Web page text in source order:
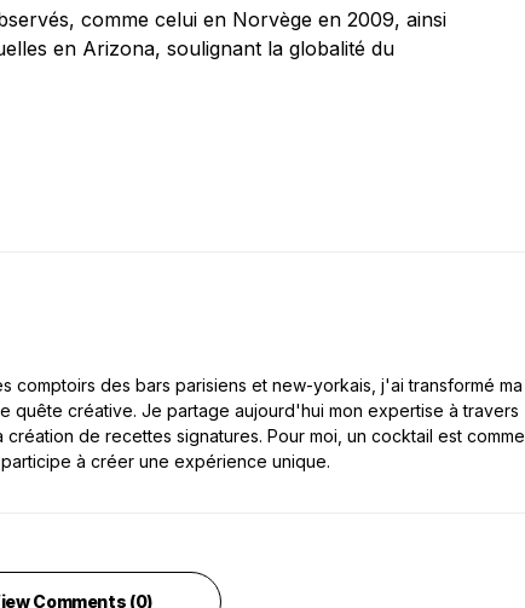
comme celui en Norvège en 2009, ainsi
en Arizona, soulignant la globalité du
comptoirs des bars parisiens et new-yorkais, j'ai transformé ma
quête créative. Je partage aujourd'hui mon expertise à travers
de recettes signatures. Pour moi, un cocktail est comme
à créer une expérience unique.
Comments (0)